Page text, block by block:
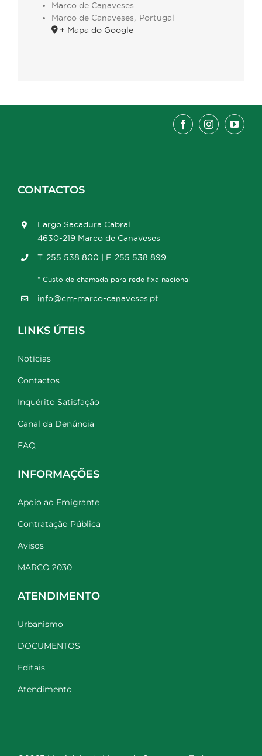
Marco de Canaveses
Marco de Canaveses, Portugal
+ Mapa do Google
CONTACTOS
Largo Sacadura Cabral
4630-219 Marco de Canaveses
T. 255 538 800 | F. 255 538 899
* Custo de chamada para rede fixa nacional
info@cm-marco-canaveses.pt
LINKS ÚTEIS
Notícias
Contactos
Inquérito Satisfação
Canal da Denúncia
FAQ
INFORMAÇÕES
Apoio ao Emigrante
Contratação Pública
Avisos
MARCO 2030
ATENDIMENTO
Urbanismo
DOCUMENTOS
Editais
Atendimento